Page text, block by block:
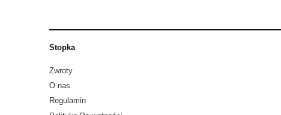
Stopka
Zwroty
O nas
Regulamin